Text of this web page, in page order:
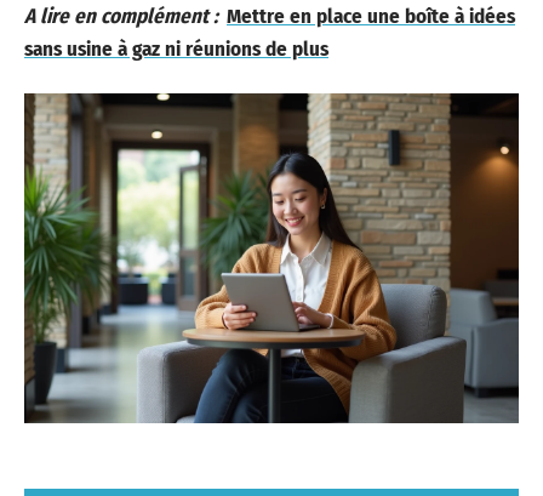
A lire en complément : Mettre en place une boîte à idées
sans usine à gaz ni réunions de plus